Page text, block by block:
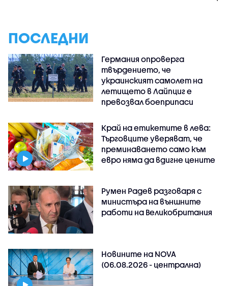
ПОСЛЕДНИ
Германия опроверга
твърдението, че
украинският самолет на
летището в Лайпциг е
превозвал боеприпаси
Край на етикетите в лева:
Търговците уверяват, че
преминаването само към
евро няма да вдигне цените
Румен Радев разговаря с
министъра на външните
работи на Великобритания
Новините на NOVA
(06.08.2026 - централна)